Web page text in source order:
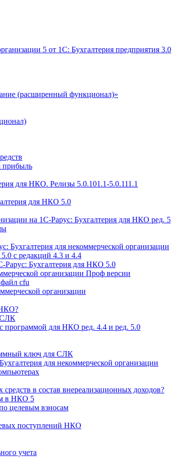
5 от 1С: Бухгалтерия предприятия 3.0
(расширенный функционал)»
прибыль
для НКО. Релизы 5.0.101.1-5.0.111.1
для НКО 5.0
на 1С-Рарус: Бухгалтерия для НКО ред. 5
Бухгалтерия для некоммерческой организации
с редакций 4.3 и 4.4
Рарус: Бухгалтерия для НКО 5.0
организации Проф версии
файл cfu
организации
НКО?
СЛК
программой для НКО ред. 4.4 и ред. 5.0
ключ для СЛК
для некоммерческой организации
в состав внереализационных доходов?
в НКО 5
целевым взносам
поступлений НКО
учета